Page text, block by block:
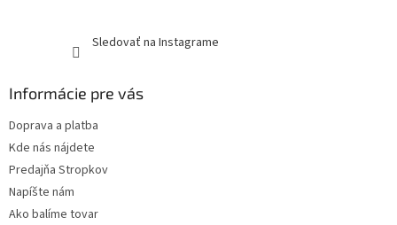
Sledovať na Instagrame
Informácie pre vás
Doprava a platba
Kde nás nájdete
Predajňa Stropkov
Napíšte nám
Ako balíme tovar